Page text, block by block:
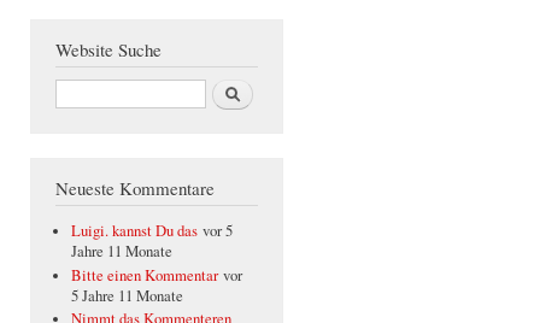
Website Suche
Suche
Neueste Kommentare
Luigi. kannst Du das vor 5
Jahre 11 Monate
Bitte einen Kommentar vor
5 Jahre 11 Monate